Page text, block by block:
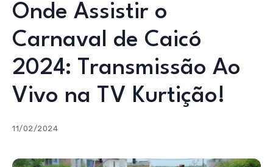
Onde Assistir o
Carnaval de Caicó
2024: Transmissão Ao
Vivo na TV Kurtição!
11/02/2024